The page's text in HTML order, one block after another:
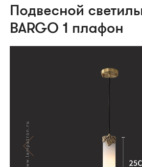
Подвесной
BARGO 1 плафон